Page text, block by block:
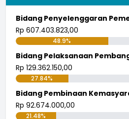
Bidang Penyelenggaran
Rp 607.403.823,00
48.9%
Bidang Pelaksanaan
Rp 129.362.150,00
27.84%
Bidang Pembinaan
Rp 92.674.000,00
21.48%